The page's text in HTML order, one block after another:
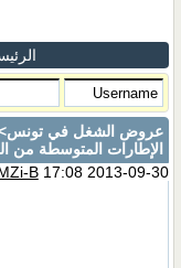
عروض الشغل في تونس
الإطارات المتوسطة من
B17:08 2013-09-30